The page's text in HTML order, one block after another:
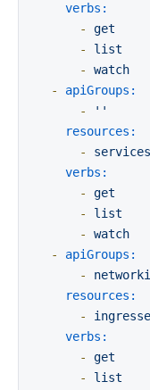
verbs:
-
get
-
list
-
watch
-
apiGroups:
-
''
resources:
-
services
verbs:
-
get
-
list
-
watch
-
apiGroups:
-
resources:
-
verbs:
-
get
-
list